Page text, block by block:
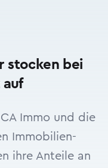
stocken bei
auf
Immo und die
Immobilien-
ihre Anteile an